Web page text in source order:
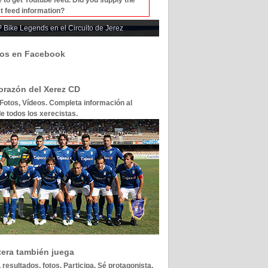
feed information?
Bike Legends en el Circuito de Jerez
en Facebook
del Xerez CD
Vídeos. Completa información al
todos los xerecistas.
también juega
resultados, fotos. Participa. Sé protagonista.